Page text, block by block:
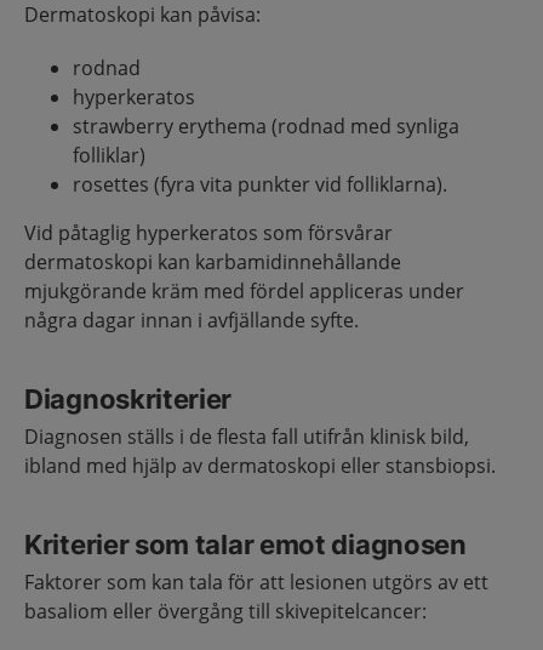
Dermatoskopi kan påvisa:
rodnad
hyperkeratos
strawberry erythema (rodnad med synliga
folliklar)
rosettes (fyra vita punkter vid folliklarna).
Vid påtaglig hyperkeratos som försvårar
dermatoskopi kan karbamidinnehållande
mjukgörande kräm med fördel appliceras under
några dagar innan i avfjällande syfte.
Diagnoskriterier
Diagnosen ställs i de flesta fall utifrån klinisk bild,
ibland med hjälp av dermatoskopi eller stansbiopsi.
Kriterier som talar emot diagnosen
Faktorer som kan tala för att lesionen utgörs av ett
basaliom eller övergång till skivepitelcancer: